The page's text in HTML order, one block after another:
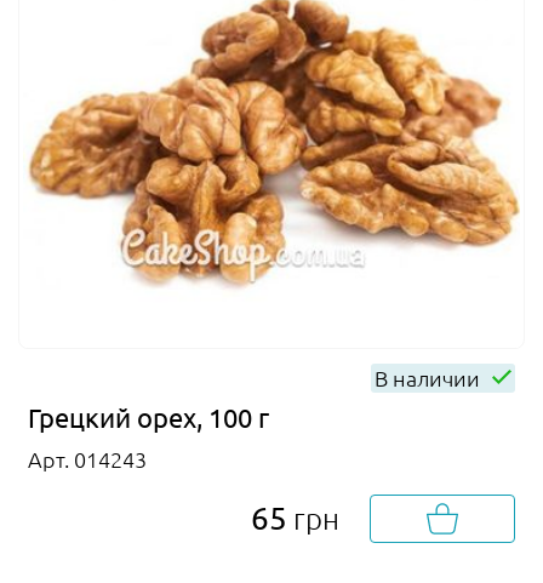
В наличии
Грецкий орех, 100 г
Арт. 014243
65 грн